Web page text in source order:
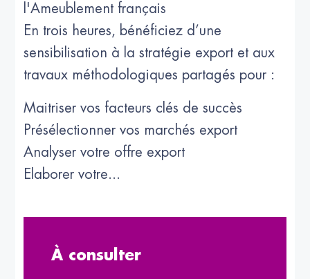
l'Ameublement français
En trois heures, bénéficiez d’une
sensibilisation à la stratégie export et aux
travaux méthodologiques partagés pour :
Maitriser vos facteurs clés de succès
Présélectionner vos marchés export
Analyser votre offre export
Elaborer votre...
À consulter